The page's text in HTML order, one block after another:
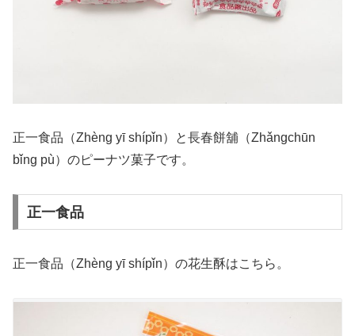
正一食品（Zhèng yī shípǐn）と長春餅舖（Zhǎngchūn
bǐng pù）のピーナツ菓子です。
正一食品
正一食品（Zhèng yī shípǐn）の花生酥はこちら。